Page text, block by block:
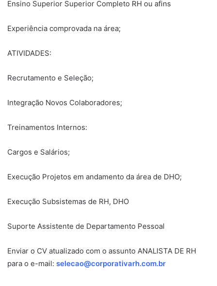
Ensino Superior Superior Completo RH ou afins
Experiência comprovada na área;
ATIVIDADES:
Recrutamento e Seleção;
Integração Novos Colaboradores;
Treinamentos Internos:
Cargos e Salários;
Execução Projetos em andamento da área de DHO;
Execução Subsistemas de RH, DHO
Suporte Assistente de Departamento Pessoal
Enviar o CV atualizado com o assunto ANALISTA DE RH
para o e-mail: selecao@corporativarh.com.br